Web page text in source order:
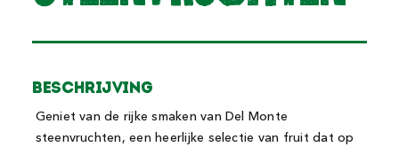
Beschrijving
Geniet van de rijke smaken van Del Monte
steenvruchten, een heerlijke selectie van fruit dat op